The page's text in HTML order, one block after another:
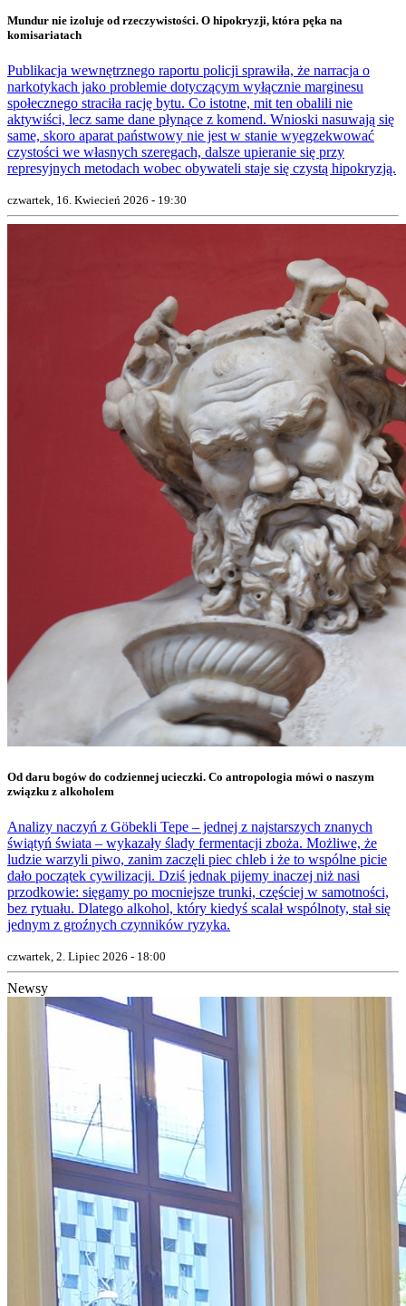
Mundur nie izoluje od rzeczywistości. O hipokryzji, która pęka na
komisariatach
Publikacja wewnętrznego raportu policji sprawiła, że narracja o
narkotykach jako problemie dotyczącym wyłącznie marginesu
społecznego straciła rację bytu. Co istotne, mit ten obalili nie
aktywiści, lecz same dane płynące z komend. Wnioski nasuwają się
same, skoro aparat państwowy nie jest w stanie wyegzekwować
czystości we własnych szeregach, dalsze upieranie się przy
represyjnych metodach wobec obywateli staje się czystą hipokryzją.
czwartek, 16. Kwiecień 2026 - 19:30
Od daru bogów do codziennej ucieczki. Co antropologia mówi o naszym
związku z alkoholem
Analizy naczyń z Göbekli Tepe – jednej z najstarszych znanych
świątyń świata – wykazały ślady fermentacji zboża. Możliwe, że
ludzie warzyli piwo, zanim zaczęli piec chleb i że to wspólne picie
dało początek cywilizacji. Dziś jednak pijemy inaczej niż nasi
przodkowie: sięgamy po mocniejsze trunki, częściej w samotności,
bez rytuału. Dlatego alkohol, który kiedyś scalał wspólnoty, stał się
jednym z groźnych czynników ryzyka.
czwartek, 2. Lipiec 2026 - 18:00
Newsy